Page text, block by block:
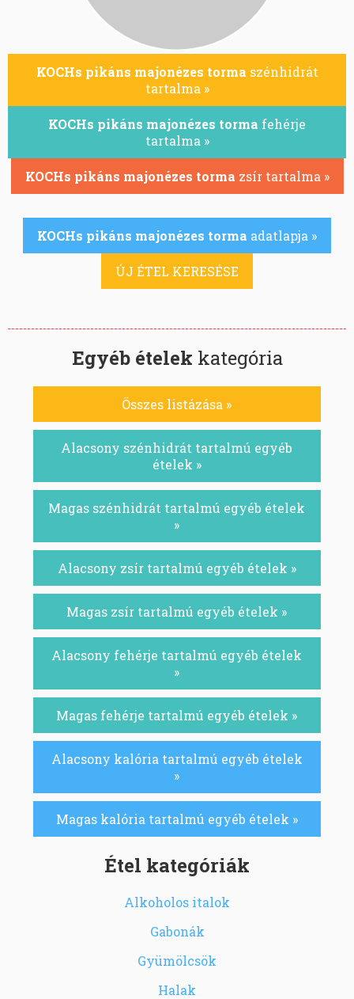
KOCHs pikáns majonézes torma szénhidrát
tartalma »
KOCHs pikáns majonézes torma fehérje
tartalma »
KOCHs pikáns majonézes torma zsír tartalma »
KOCHs pikáns majonézes torma adatlapja »
ÚJ ÉTEL KERESÉSE
Egyéb ételek kategória
Összes listázása »
Alacsony szénhidrát tartalmú egyéb
ételek »
Magas szénhidrát tartalmú egyéb ételek
»
Alacsony zsír tartalmú egyéb ételek »
Magas zsír tartalmú egyéb ételek »
Alacsony fehérje tartalmú egyéb ételek
»
Magas fehérje tartalmú egyéb ételek »
Alacsony kalória tartalmú egyéb ételek
»
Magas kalória tartalmú egyéb ételek »
Étel kategóriák
Alkoholos italok
Gabonák
Gyümölcsök
Halak